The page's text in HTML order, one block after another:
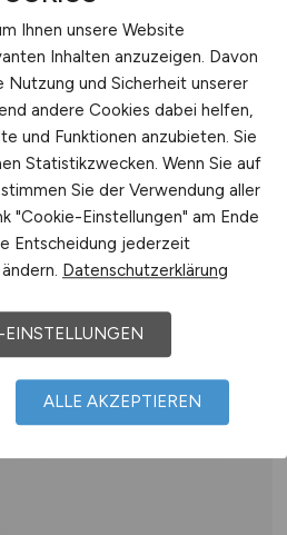
für Psychiatrie und
deutsche Approbation
fundierte klinische
ambulanten
Versorgung
durch ein hohes Maß
und
an konzeptioneller
Sie
Ihnen unsere Website
Inhalten anzuzeigen. Davon
Nutzung und Sicherheit unserer
andere Cookies dabei helfen,
und Funktionen anzubieten. Sie
Statistikzwecken. Wenn Sie auf
Sie der Verwendung aller
"Cookie-Einstellungen" am Ende
Entscheidung jederzeit
Datenschutzerklärung
ALLE AKZEPTIEREN